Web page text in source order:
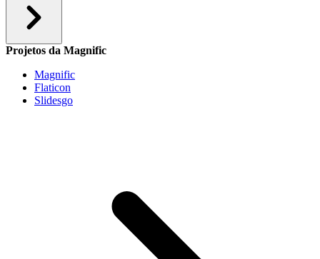
Projetos da Magnific
Magnific
Flaticon
Slidesgo